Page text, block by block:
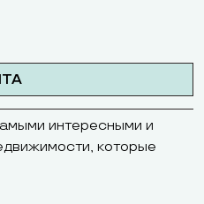
интересными и
которые